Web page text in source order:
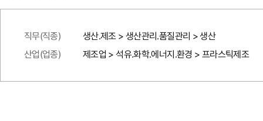
직무(직종)
생산.제조 > 생산관리.품질관리 > 생산
산업(업종)
제조업 > 석유.화학.에너지.환경 > 프라스틱제조